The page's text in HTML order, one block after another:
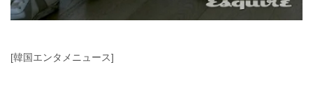
[韓国エンタメニュース]